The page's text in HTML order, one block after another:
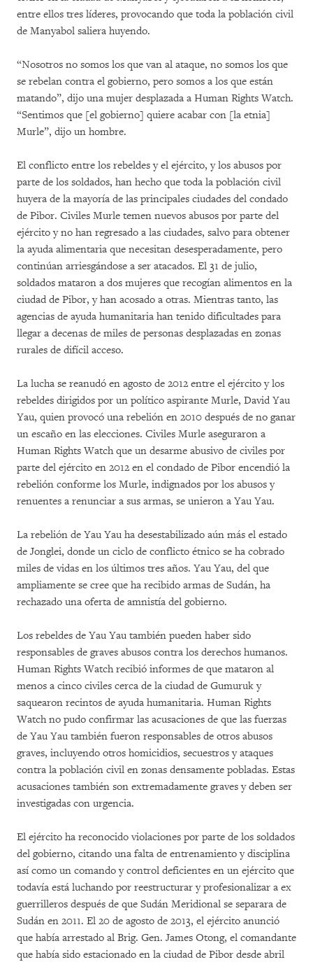
entre ellos tres líderes, provocando que toda la población civil
de Manyabol saliera huyendo.
“Nosotros no somos los que van al ataque, no somos los que
se rebelan contra el gobierno, pero somos a los que están
matando”, dijo una mujer desplazada a Human Rights Watch.
“Sentimos que [el gobierno] quiere acabar con [la etnia]
Murle”, dijo un hombre.
El conflicto entre los rebeldes y el ejército, y los abusos por
parte de los soldados, han hecho que toda la población civil
huyera de la mayoría de las principales ciudades del condado
de Pibor. Civiles Murle temen nuevos abusos por parte del
ejército y no han regresado a las ciudades, salvo para obtener
la ayuda alimentaria que necesitan desesperadamente, pero
continúan arriesgándose a ser atacados. El 31 de julio,
soldados mataron a dos mujeres que recogían alimentos en la
ciudad de Pibor, y han acosado a otras. Mientras tanto, las
agencias de ayuda humanitaria han tenido dificultades para
llegar a decenas de miles de personas desplazadas en zonas
rurales de difícil acceso.
La lucha se reanudó en agosto de 2012 entre el ejército y los
rebeldes dirigidos por un político aspirante Murle, David Yau
Yau, quien provocó una rebelión en 2010 después de no ganar
un escaño en las elecciones. Civiles Murle aseguraron a
Human Rights Watch que un desarme abusivo de civiles por
parte del ejército en 2012 en el condado de Pibor encendió la
rebelión conforme los Murle, indignados por los abusos y
renuentes a renunciar a sus armas, se unieron a Yau Yau.
La rebelión de Yau Yau ha desestabilizado aún más el estado
de Jonglei, donde un ciclo de conflicto étnico se ha cobrado
miles de vidas en los últimos tres años. Yau Yau, del que
ampliamente se cree que ha recibido armas de Sudán, ha
rechazado una oferta de amnistía del gobierno.
Los rebeldes de Yau Yau también pueden haber sido
responsables de graves abusos contra los derechos humanos.
Human Rights Watch recibió informes de que mataron al
menos a cinco civiles cerca de la ciudad de Gumuruk y
saquearon recintos de ayuda humanitaria. Human Rights
Watch no pudo confirmar las acusaciones de que las fuerzas
de Yau Yau también fueron responsables de otros abusos
graves, incluyendo otros homicidios, secuestros y ataques
contra la población civil en zonas densamente pobladas. Estas
acusaciones también son extremadamente graves y deben ser
investigadas con urgencia.
El ejército ha reconocido violaciones por parte de los soldados
del gobierno, citando una falta de entrenamiento y disciplina
así como un comando y control deficientes en un ejército que
todavía está luchando por reestructurar y profesionalizar a ex
guerrilleros después de que Sudán Meridional se separara de
Sudán en 2011. El 20 de agosto de 2013, el ejército anunció
que había arrestado al Brig. Gen. James Otong, el comandante
que había sido estacionado en la ciudad de Pibor desde abril